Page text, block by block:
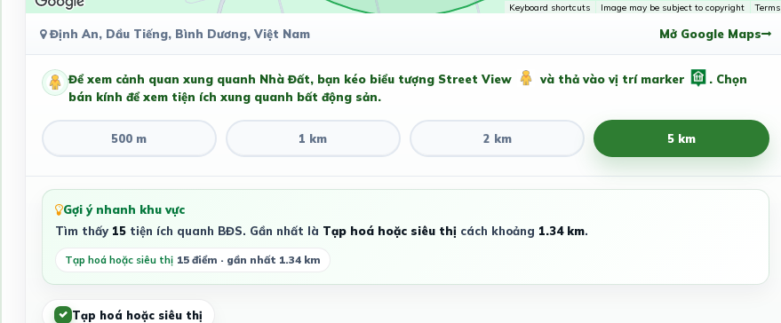
Keyboard shortcuts Image may be subject to copyright Terms
Định An, Dầu Tiếng, Bình Dương, Việt Nam Mở Google Maps
Để xem cảnh quan xung quanh Nhà Đất, bạn kéo biểu tượng Street View và thả vào vị trí marker
. Chọn
bán kính để xem tiện ích xung quanh bất động sản.
500 m 1 km 2 km 5 km
Gợi ý nhanh khu vực
Tìm thấy 15tiện ích quanh BĐS. Gần nhất là Tạp hoá hoặc siêu thị cách khoảng 1.34 km.
Tạp hoá hoặc siêu thị 15 điểm · gần nhất 1.34 km
Tạp hoá hoặc siêu thị